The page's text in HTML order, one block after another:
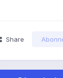
Share